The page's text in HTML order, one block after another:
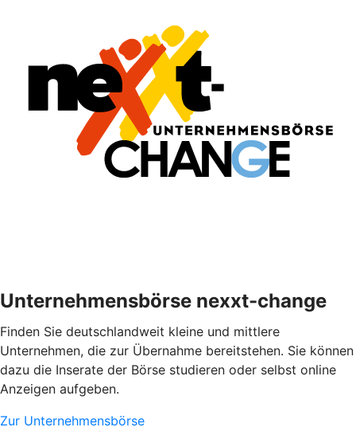
Unternehmensbörse nexxt-change
Finden Sie deutschlandweit kleine und mittlere
Unternehmen, die zur Übernahme bereitstehen. Sie können
dazu die Inserate der Börse studieren oder selbst online
Anzeigen aufgeben.
Zur Unternehmensbörse